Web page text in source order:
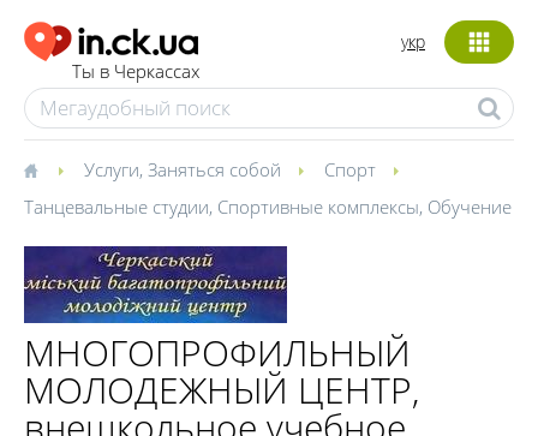
Ты в Черкассах
укр
Услуги, Заняться собой
Спорт
Танцевальные студии, Спортивные комплексы, Обучение
МНОГОПРОФИЛЬНЫЙ
МОЛОДЕЖНЫЙ ЦЕНТР,